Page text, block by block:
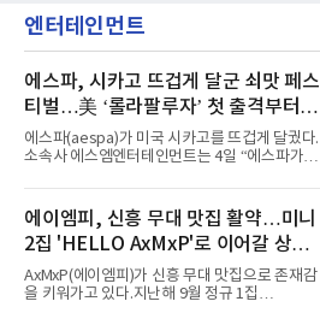
엔터테인먼트
에스파, 시카고 뜨겁게 달군 쇠맛 페스
티벌…美 ‘롤라팔루자’ 첫 출격부터
증명한 존재감
에스파(aespa)가 미국 시카고를 뜨겁게 달궜다.
소속사 에스엠엔터테인먼트는 4일 “에스파가
서 열린 ‘롤라팔루자 시카고’(Lollapalooza
Chicago)의 알리안츠 스테이지에 올랐다”며
“총 14곡으로 구성된 세트리스트를 선사, 데뷔 7
년 차다운 노련한 무대 매너와 파워풀한 에너지
로 현장의 분위기를 압도했다”고 밝혔다.1991
년 시작된 ‘롤라팔루자’는 8개 스테이지, 170여
팀의 아티스트와 40만 명 이상의 관객이 운집하
에이엠피, 신흥 무대 맛집 활약…미니
2집 'HELLO AxMxP'로 이어갈 상승
세
AxMxP(에이엠피)가 신흥 무대 맛집으로 존재감
을 키워가고 있다.지난해 9월 정규 1집